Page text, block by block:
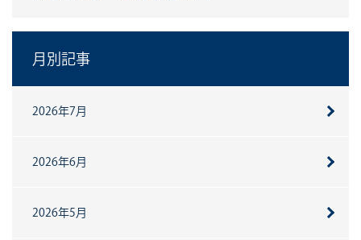
月別記事
2026年7月
2026年6月
2026年5月